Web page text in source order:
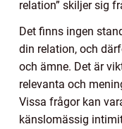
relation” skiljer sig
Det finns ingen
din relation, och
och ämne. Det är
relevanta och
Vissa frågor kan
känslomässig